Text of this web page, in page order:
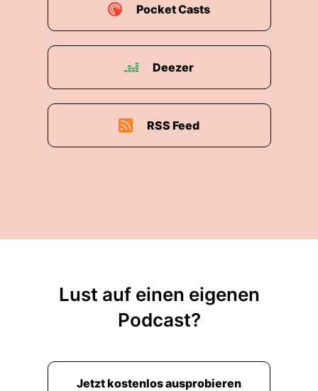
Pocket Casts
Deezer
RSS Feed
Lust auf einen eigenen
Podcast?
Jetzt kostenlos ausprobieren